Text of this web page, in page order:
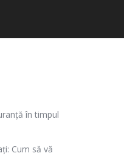
în timpul
Cum să vă